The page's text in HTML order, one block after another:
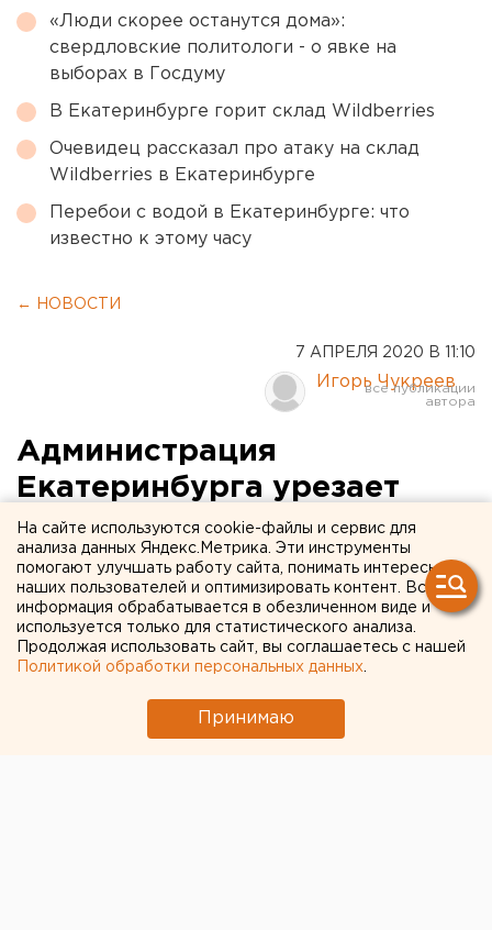
«Люди скорее останутся дома»:
свердловские политологи - о явке на
выборах в Госдуму
В Екатеринбурге горит склад Wildberries
Очевидец рассказал про атаку на склад
Wildberries в Екатеринбурге
Перебои с водой в Екатеринбурге: что
известно к этому часу
← НОВОСТИ
7 АПРЕЛЯ 2020 В 11:10
Игорь Чукреев
Администрация
Екатеринбурга урезает
расходы. Мэр Высокинский:
«Бюджет потерял
миллиарды» (ВИДЕО)
На сайте используются cookie-файлы и сервис для
анализа данных Яндекс.Метрика. Эти инструменты
помогают улучшать работу сайта, понимать интересы
наших пользователей и оптимизировать контент. Вся
информация обрабатывается в обезличенном виде и
используется только для статистического анализа.
Продолжая использовать сайт, вы соглашаетесь с нашей
Политикой обработки персональных данных
Принимаю